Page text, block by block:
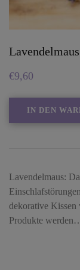
Lavendelmaus
€9,60
IN DEN
Lavendelmaus:
dekorative Kissen
Produkte